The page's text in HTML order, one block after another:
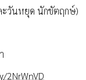
ะวันหยุด นักขัตฤกษ์)
2NrWnVD